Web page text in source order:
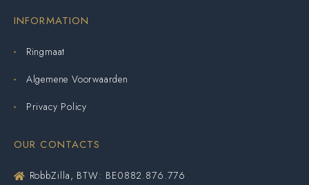
INFORMATION
Ringmaat
Algemene Voorwaarden
Privacy Policy
OUR CONTACTS
RobbZilla, BTW: BE0882.876.776